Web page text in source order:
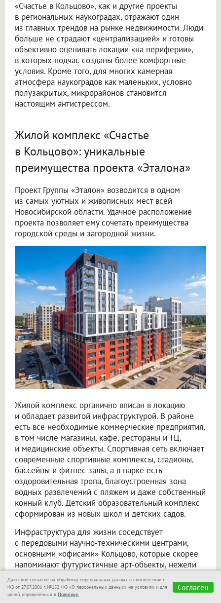
«Счастье в Кольцово», как и другие проекты
в региональных наукоградах, отражают один
из главных трендов на рынке недвижимости. Люди
больше не страдают «централизацией» и готовы
объективно оценивать локации «на периферии»,
в которых подчас созданы более комфортные
условия. Кроме того, для многих камерная
атмосфера наукоградов как маленьких, условно
полузакрытых, микрорайонов становится
настоящим антистрессом.
Жилой комплекс «Счастье
в Кольцово»: уникальные
преимущества проекта «Эталона»
Проект Группы «Эталон» возводится в одном
из самых уютных и живописных мест всей
Новосибирской области. Удачное расположение
проекта позволяет ему сочетать преимущества
городской среды и загородной жизни.
Жилой комплекс органично вписан в локацию
и обладает развитой инфраструктурой. В районе
есть все необходимые коммерческие предприятия,
в том числе магазины, кафе, рестораны и ТЦ,
и медицинские объекты. Спортивная сеть включает
современные спортивные комплексы, стадионы,
бассейны и фитнес-залы, а в парке есть
оздоровительная тропа, благоустроенная зона
водных развлечений с пляжем и даже собственный
конный клуб. Детский образовательный комплекс
сформирован из новых школ и детских садов.
Инфраструктура для жизни соседствует
с передовыми научно-техническими центрами,
основными «офисами» Кольцово, которые скорее
напоминают футуристичные арт-объекты, нежели
стереотипные промзоны. К примеру, сложная
архитектура местного Биотехнопарка превратила
его в одну из главных местных
Даю своё согласие на обработку персональных данных в соответствии с
ФЗ от 27.07.2006 г. №152-ФЗ «О персональных данных» на условиях и для
целей, определённых в Политике.
Согласен